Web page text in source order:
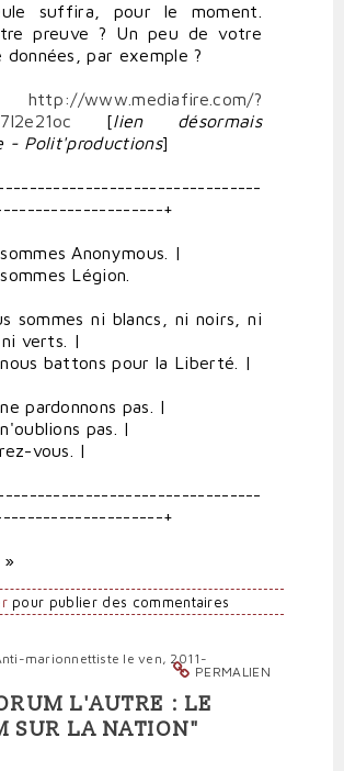
suffira, pour le moment.
preuve ? Un peu de votre
données, par exemple ?
http://www.mediafire.com/?
[lien désormais
- Polit'productions]
+
Anonymous. |
Légion.
sommes ni blancs, ni noirs, ni
verts. |
battons pour la Liberté. |
pardonnons pas. |
pas. |
vous. |
+
»
pour publier des commentaires
PERMALIEN
marionnettiste le ven, 2011-
L'AUTRE : LE
SUR LA NATION"